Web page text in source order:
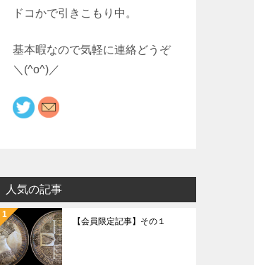
ドコかで引きこもり中。
基本暇なので気軽に連絡どうぞ
＼(^o^)／
人気の記事
【会員限定記事】その１